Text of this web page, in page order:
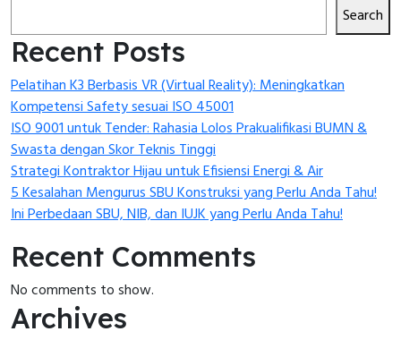
Search
Recent Posts
Pelatihan K3 Berbasis VR (Virtual Reality): Meningkatkan
Kompetensi Safety sesuai ISO 45001
ISO 9001 untuk Tender: Rahasia Lolos Prakualifikasi BUMN &
Swasta dengan Skor Teknis Tinggi
Strategi Kontraktor Hijau untuk Efisiensi Energi & Air
5 Kesalahan Mengurus SBU Konstruksi yang Perlu Anda Tahu!
Ini Perbedaan SBU, NIB, dan IUJK yang Perlu Anda Tahu!
Recent Comments
No comments to show.
Archives